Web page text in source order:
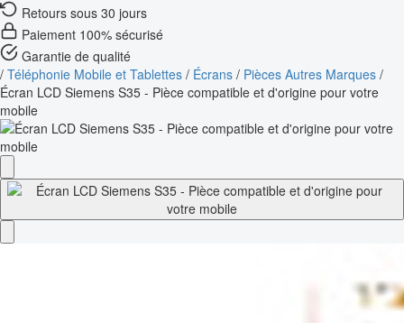
Retours sous 30 jours
Paiement 100% sécurisé
Garantie de qualité
/ Téléphonie Mobile et Tablettes / Écrans / Pièces Autres Marques /
Écran LCD Siemens S35 - Pièce compatible et d'origine pour votre
mobile